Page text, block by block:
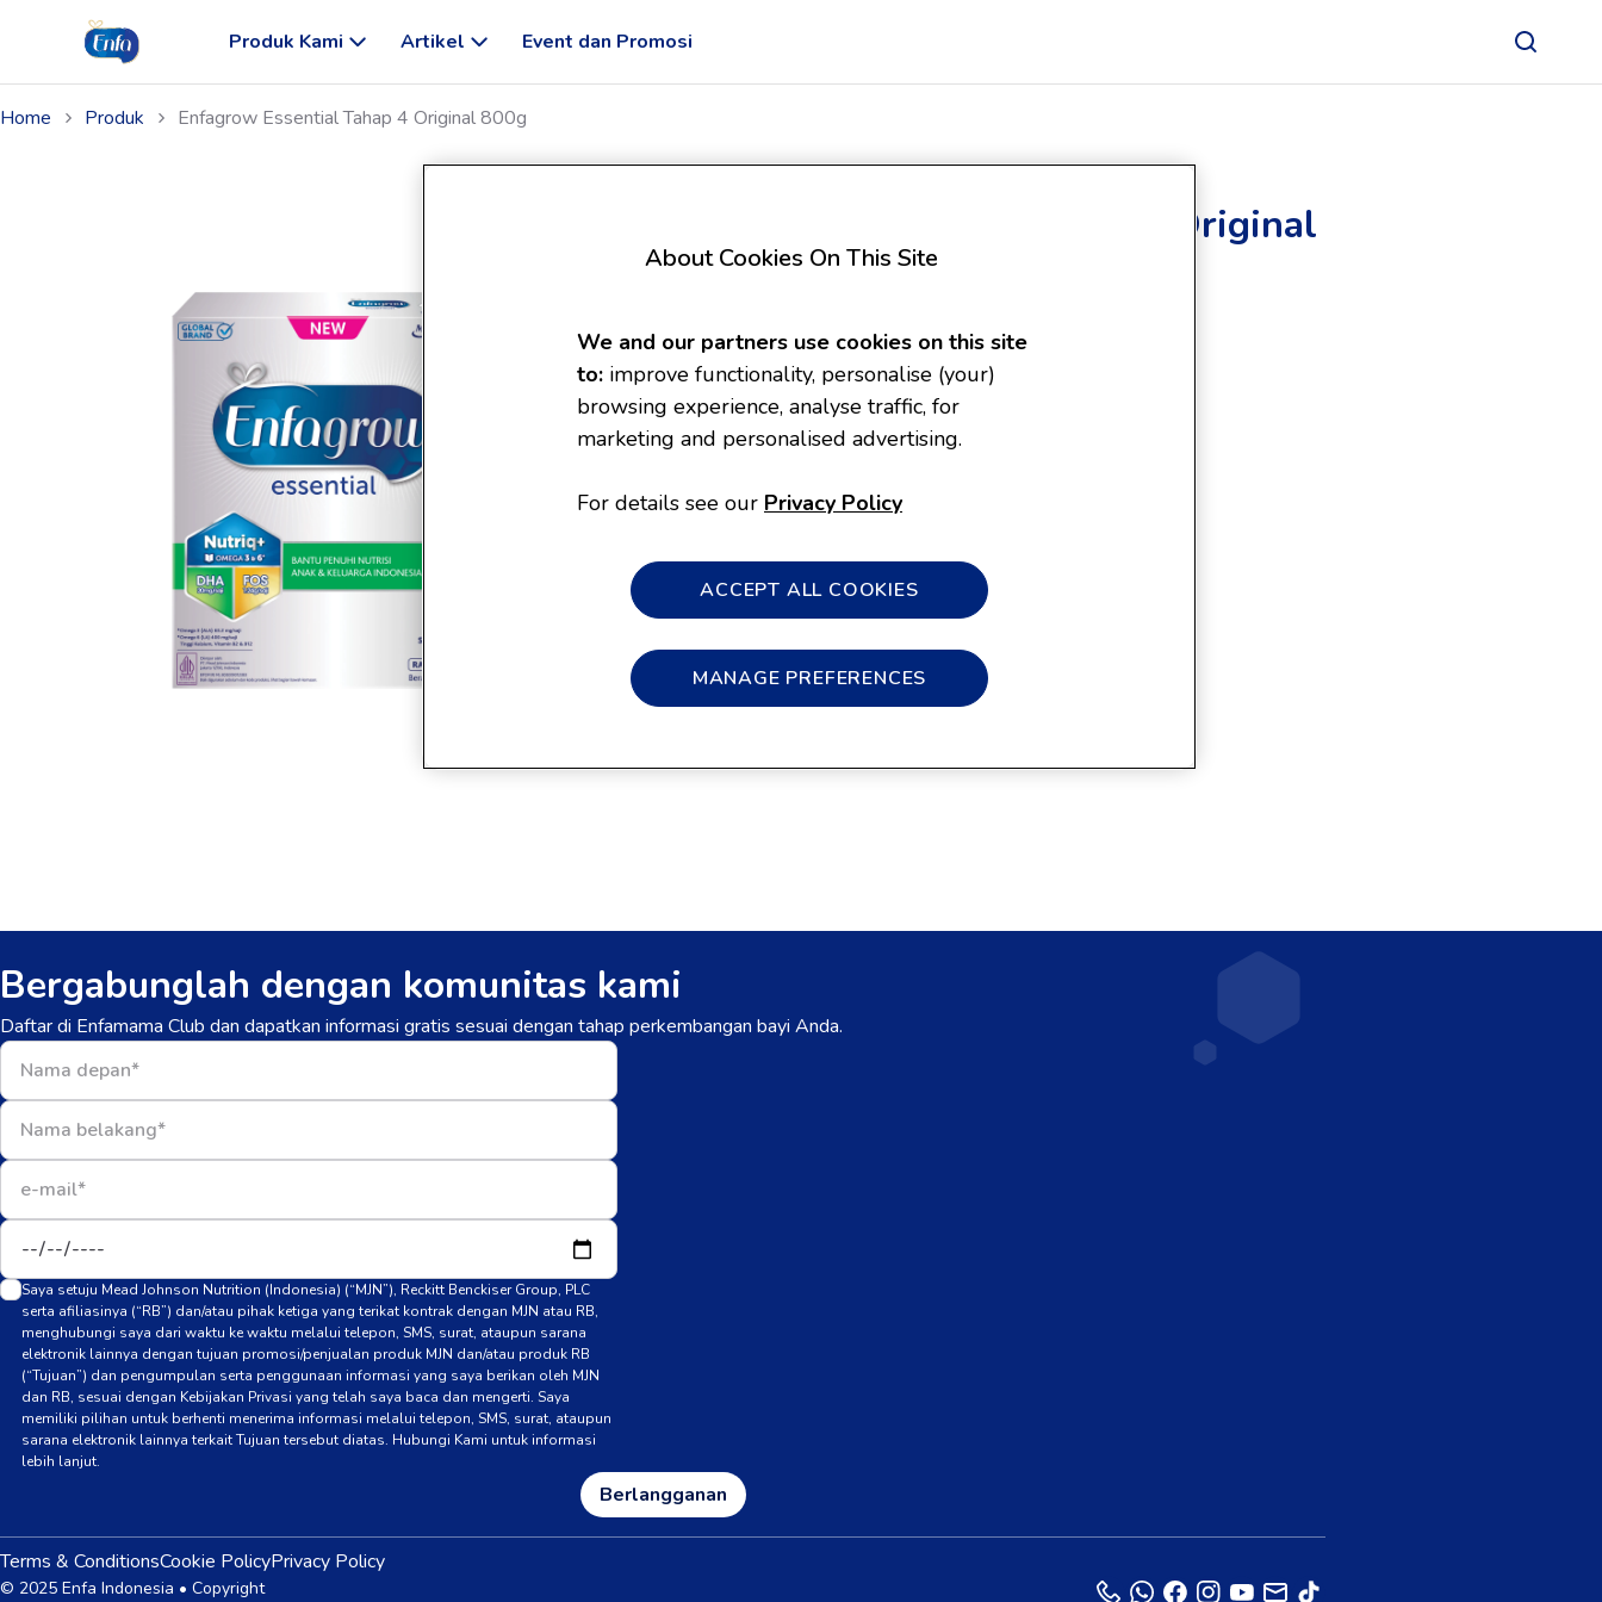
Produk Kami Artikel Event dan Promosi
Home Produk Enfagrow Essential Tahap 4 Original 800g
Enfagrow Essential Tahap 4 Original
800g
800g
Rasa
400g 800g 1.8kg
Tersedia di:
Bergabunglah dengan komunitas kami
Daftar di Enfamama Club dan dapatkan informasi gratis sesuai dengan tahap perkembangan bayi Anda.
Saya setuju Mead Johnson Nutrition (Indonesia) (“MJN”), Reckitt Benckiser Group, PLC
serta afiliasinya (“RB”) dan/atau pihak ketiga yang terikat kontrak dengan MJN atau RB,
menghubungi saya dari waktu ke waktu melalui telepon, SMS, surat, ataupun sarana
elektronik lainnya dengan tujuan promosi/penjualan produk MJN dan/atau produk RB
(“Tujuan”) dan pengumpulan serta penggunaan informasi yang saya berikan oleh MJN
dan RB, sesuai dengan Kebijakan Privasi yang telah saya baca dan mengerti. Saya
memiliki pilihan untuk berhenti menerima informasi melalui telepon, SMS, surat, ataupun
sarana elektronik lainnya terkait Tujuan tersebut diatas. Hubungi Kami untuk informasi
lebih lanjut.
Berlangganan
Terms & ConditionsCookie PolicyPrivacy Policy
© 2025 Enfa Indonesia • Copyright
About Cookies On This Site
We and our partners use cookies on this site
to: improve functionality, personalise (your)
browsing experience, analyse traffic, for
marketing and personalised advertising.
For details see our Privacy Policy
MANAGE PREFERENCES
ACCEPT ALL COOKIES